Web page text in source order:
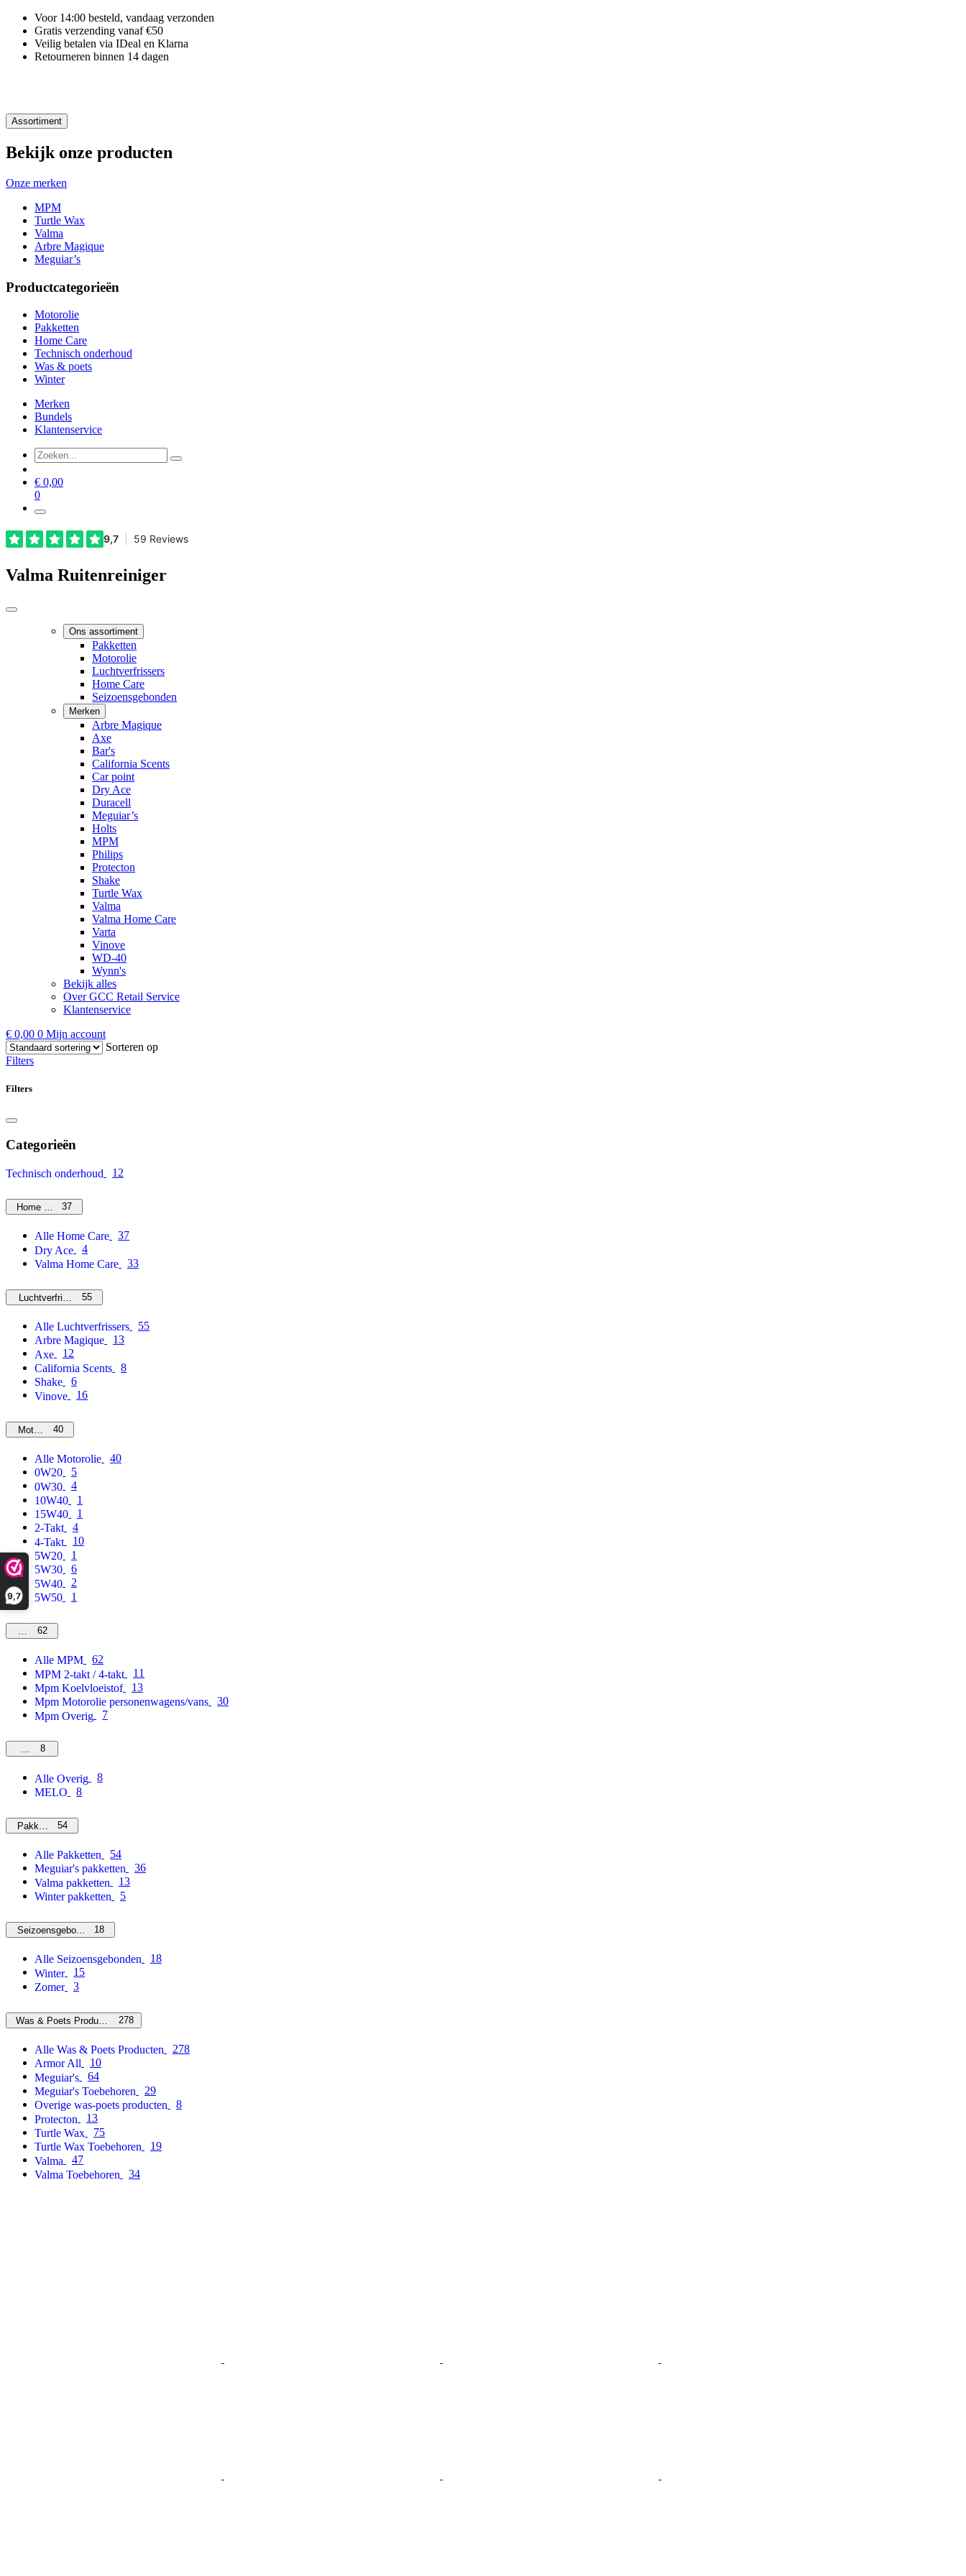
9,7
Voor 14:00 besteld, vandaag verzonden
Gratis verzending vanaf €50
Veilig betalen via IDeal en Klarna
Retourneren binnen 14 dagen
Assortiment
Bekijk onze producten
Onze merken
MPM
Turtle Wax
Valma
Arbre Magique
Meguiar’s
Productcategorieën
Motorolie
Pakketten
Home Care
Technisch onderhoud
Was & poets
Winter
Merken
Bundels
Klantenservice
€ 0,00
0
Valma Ruitenreiniger
Ons assortiment
Pakketten
Motorolie
Luchtverfrissers
Home Care
Seizoensgebonden
Merken
Arbre Magique
Axe
Bar's
California Scents
Car point
Dry Ace
Duracell
Meguiar’s
Holts
MPM
Philips
Protecton
Shake
Turtle Wax
Valma
Valma Home Care
Varta
Vinove
WD-40
Wynn's
Bekijk alles
Over GCC Retail Service
Klantenservice
€ 0,00 0 Mijn account
Sorteren op
Filters
Filters
Categorieën
Technisch onderhoud 12
Home Care37
Alle Home Care
37
Dry Ace
4
Valma Home Care
33
Luchtverfrissers55
Alle Luchtverfrissers
55
Arbre Magique
13
Axe
12
California Scents
8
Shake
6
Vinove
16
Motorolie40
Alle Motorolie
40
0W20
5
0W30
4
10W40
1
15W40
1
2-Takt
4
4-Takt
10
5W20
1
5W30
6
5W40
2
5W50
1
MPM62
Alle MPM
62
MPM 2-takt / 4-takt
11
Mpm Koelvloeistof
13
Mpm Motorolie personenwagens/vans
30
Mpm Overig
7
Overig
8
Alle Overig
8
MELO
8
Pakketten54
Alle Pakketten
54
Meguiar's pakketten
36
Valma pakketten
13
Winter pakketten
5
Seizoensgebonden18
Alle Seizoensgebonden
18
Winter
15
Zomer
3
Was & Poets Producten 278
Alle Was & Poets Producten
278
Armor All
10
Meguiar's
64
Meguiar's Toebehoren
29
Overige was-poets producten
8
Protecton
13
Turtle Wax
75
Turtle Wax Toebehoren
19
Valma
47
Valma Toebehoren
34